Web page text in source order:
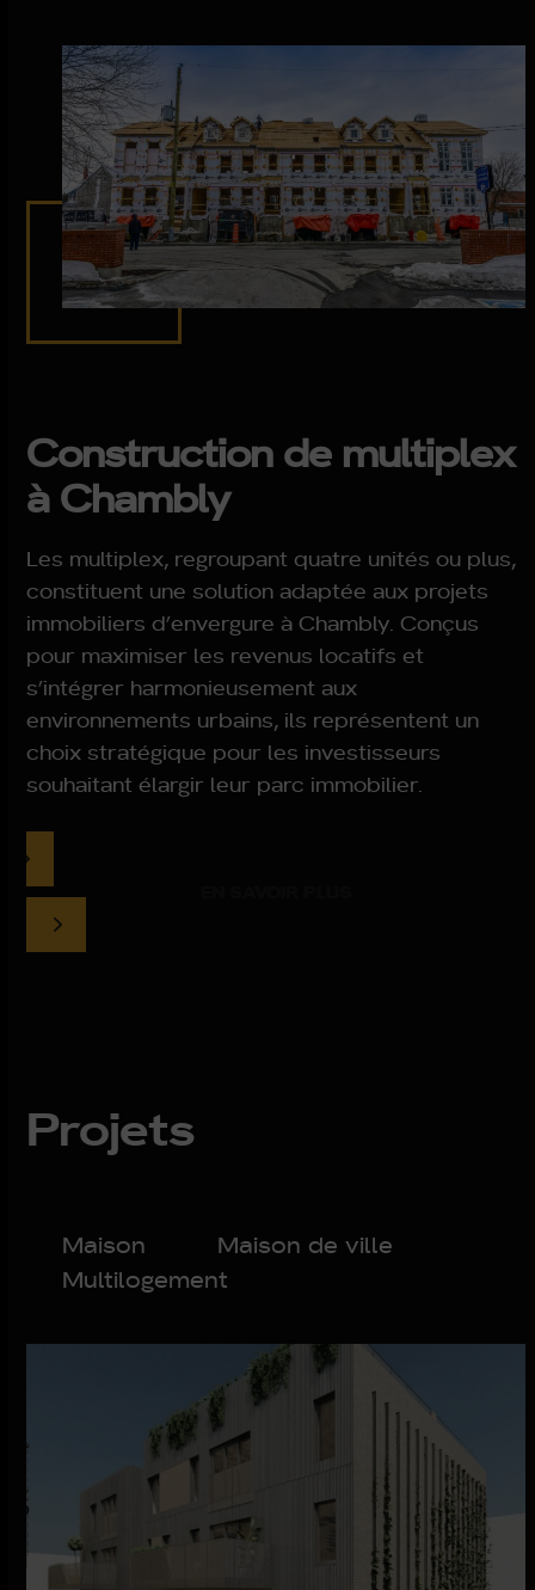
Construction de multiplex
à Chambly
Les multiplex, regroupant quatre unités ou plus,
constituent une solution adaptée aux projets
immobiliers d’envergure à Chambly. Conçus
pour maximiser les revenus locatifs et
s’intégrer harmonieusement aux
environnements urbains, ils représentent un
choix stratégique pour les investisseurs
souhaitant élargir leur parc immobilier.
Projets
Maison
Maison de ville
Multilogement